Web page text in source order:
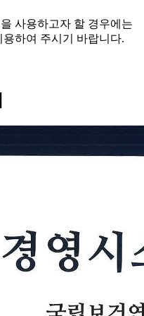
사용하고자 할 경우에는
하여 주시기 바랍니다.